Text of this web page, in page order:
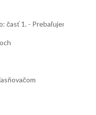
časť 1. - Prebaľujeme